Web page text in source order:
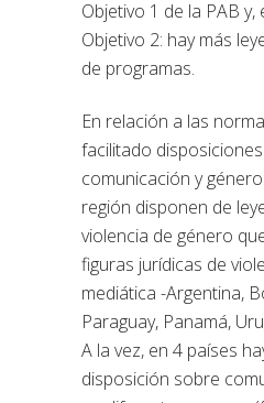
Objetivo 1 de la PAB y,
Objetivo 2: hay más
de programas.
En relación a las
facilitado
comunicación y
región disponen de
violencia de género
figuras jurídicas de
mediática -Argentina,
Paraguay, Panamá,
A la vez, en 4 países
disposición sobre